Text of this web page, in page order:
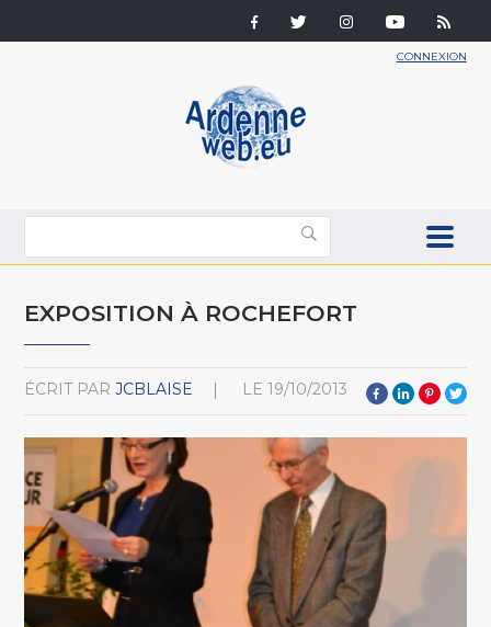
CONNEXION
EXPOSITION À ROCHEFORT
ÉCRIT PAR JCBLAISE LE 19/10/2013